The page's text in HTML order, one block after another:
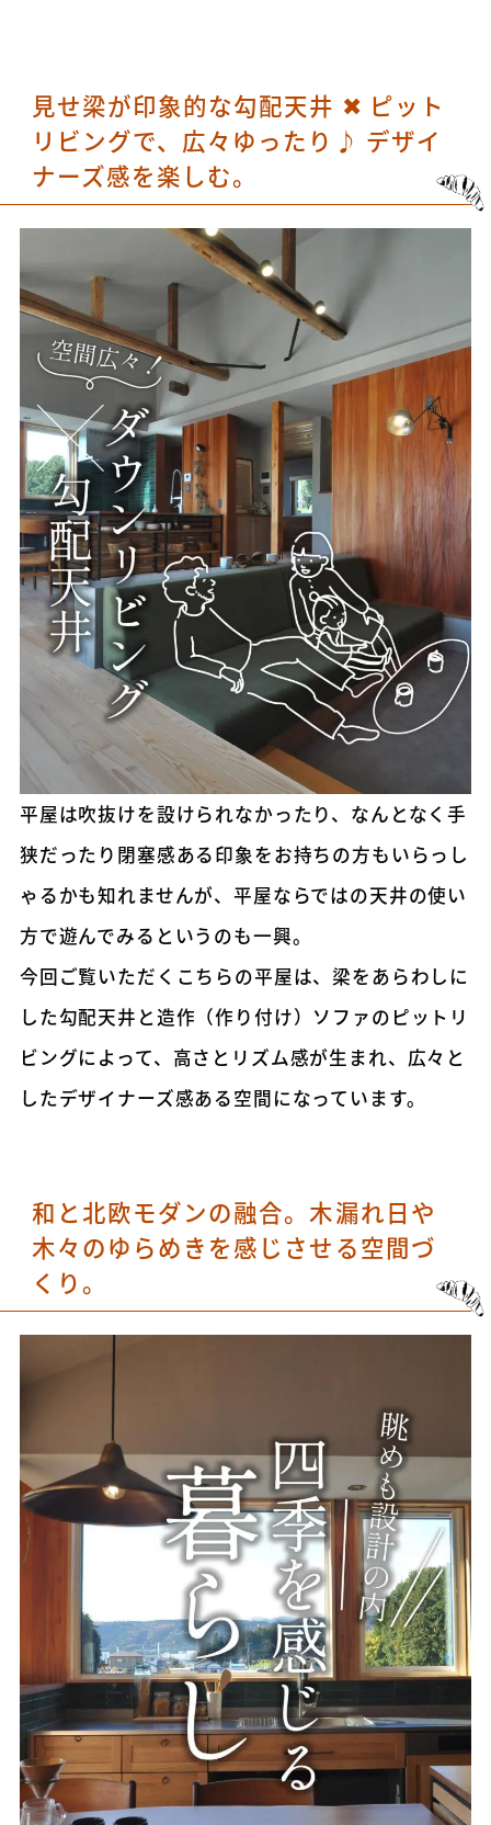
見せ梁が印象的な勾配天井 ✖ ピット
リビングで、広々ゆったり♪ デザイ
ナーズ感を楽しむ。
平屋は吹抜けを設けられなかったり、なんとなく手
狭だったり閉塞感ある印象をお持ちの方もいらっし
ゃるかも知れませんが、平屋ならではの天井の使い
方で遊んでみるというのも一興。
今回ご覧いただくこちらの平屋は、梁をあらわしに
した勾配天井と造作（作り付け）ソファのピットリ
ビングによって、高さとリズム感が生まれ、広々と
したデザイナーズ感ある空間になっています。
和と北欧モダンの融合。木漏れ日や
木々のゆらめきを感じさせる空間づ
くり。